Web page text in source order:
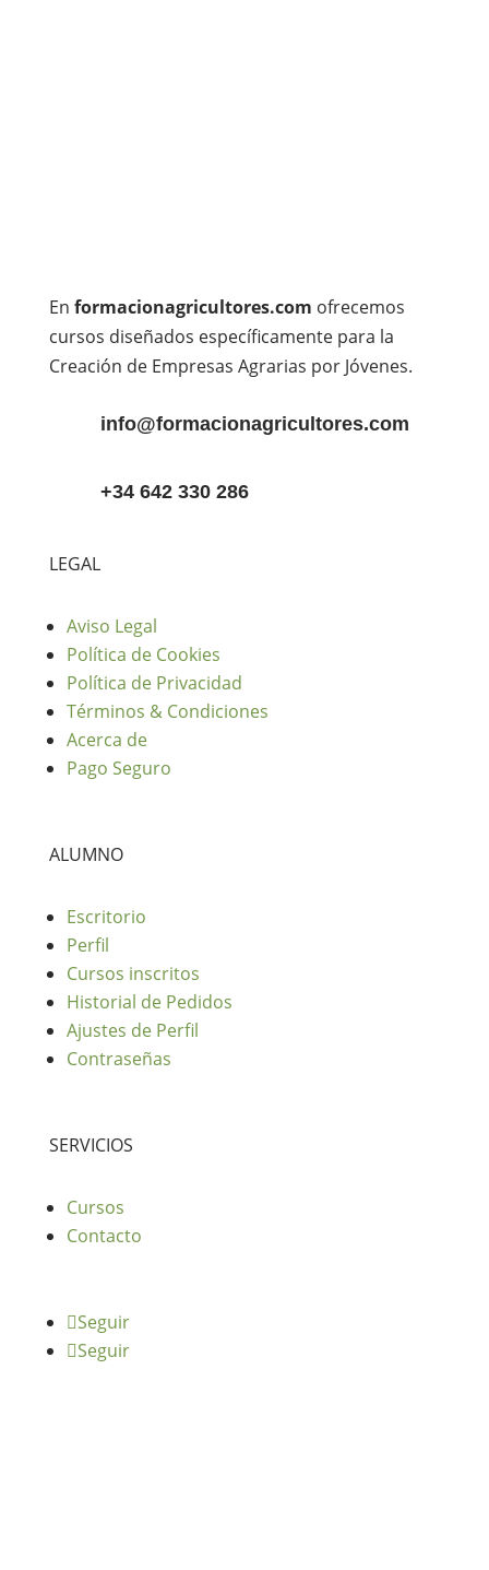
En formacionagricultores.com ofrecemos
cursos diseñados específicamente para la
Creación de Empresas Agrarias por Jóvenes.
info@formacionagricultores.com
+34 642 330 286
LEGAL
Aviso Legal
Política de Cookies
Política de Privacidad
Términos & Condiciones
Acerca de
Pago Seguro
ALUMNO
Escritorio
Perfil
Cursos inscritos
Historial de Pedidos
Ajustes de Perfil
Contraseñas
SERVICIOS
Cursos
Contacto
Seguir
Seguir